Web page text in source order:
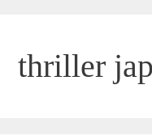
thriller